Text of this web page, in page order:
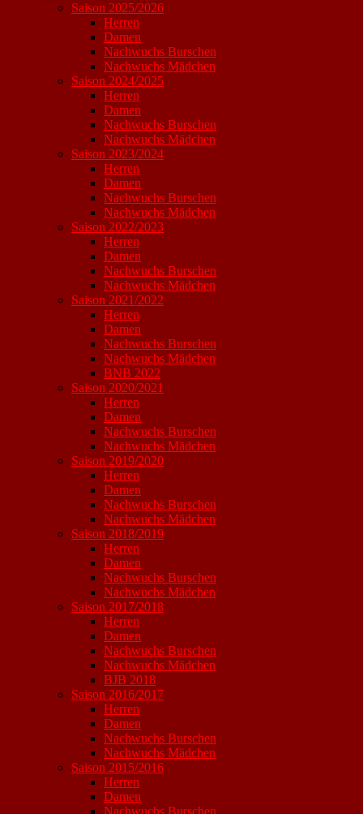
Saison 2025/2026
Herren
Damen
Nachwuchs Burschen
Nachwuchs Mädchen
Saison 2024/2025
Herren
Damen
Nachwuchs Burschen
Nachwuchs Mädchen
Saison 2023/2024
Herren
Damen
Nachwuchs Burschen
Nachwuchs Mädchen
Saison 2022/2023
Herren
Damen
Nachwuchs Burschen
Nachwuchs Mädchen
Saison 2021/2022
Herren
Damen
Nachwuchs Burschen
Nachwuchs Mädchen
BNB 2022
Saison 2020/2021
Herren
Damen
Nachwuchs Burschen
Nachwuchs Mädchen
Saison 2019/2020
Herren
Damen
Nachwuchs Burschen
Nachwuchs Mädchen
Saison 2018/2019
Herren
Damen
Nachwuchs Burschen
Nachwuchs Mädchen
Saison 2017/2018
Herren
Damen
Nachwuchs Burschen
Nachwuchs Mädchen
BJB 2018
Saison 2016/2017
Herren
Damen
Nachwuchs Burschen
Nachwuchs Mädchen
Saison 2015/2016
Herren
Damen
Nachwuchs Burschen